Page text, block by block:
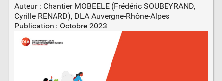
Auteur : Chantier MOBEELE (Frédéric SOUBEYRAND,
Cyrille RENARD), DLA Auvergne-Rhône-Alpes
Publication : Octobre 2023